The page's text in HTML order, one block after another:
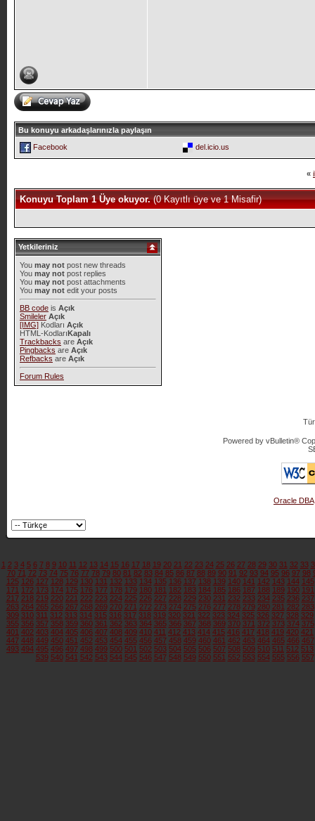
Bu konuyu arkadaşlarınızla paylaşın
Facebook
del.icio.us
«
Konuyu Toplam 1 Üye okuyor.(0 Kayıtlı üye ve 1 Misafir)
Yetkileriniz
You may notpost new threads
You may notpost replies
You may notpost attachments
You may notedit your posts
BB codeis Açık
Smileler Açık
[IMG]Kodları Açık
HTML-KodlarıKapalı
Trackbacks are Açık
Pingbacks are Açık
Refbacks are Açık
Forum Rules
Powered by vBulletin®
Oracle DBA
1 2 3 4 5 6 7 8 9 10 11 12 13 14 15 16 17 18 19 20 21 22 23 24 25 26 27 28 29 30 31 32 33
70 71 72 73 74 75 76 77 78 79 80 81 82 83 84 85 86 87 88 89 90 91 92 93 94 95 96 97 98
125 126 127 128 129 130 131 132 133 134 135 136 137 138 139 140 141 142 143 144 145
171 172 173 174 175 176 177 178 179 180 181 182 183 184 185 186 187 188 189 190 191
217 218 219 220 221 222 223 224 225 226 227 228 229 230 231 232 233 234 235 236 237
263 264 265 266 267 268 269 270 271 272 273 274 275 276 277 278 279 280 281 282 283
309 310 311 312 313 314 315 316 317 318 319 320 321 322 323 324 325 326 327 328 329
355 356 357 358 359 360 361 362 363 364 365 366 367 368 369 370 371 372 373 374 375
401 402 403 404 405 406 407 408 409 410 411 412 413 414 415 416 417 418 419 420 421
447 448 449 450 451 452 453 454 455 456 457 458 459 460 461 462 463 464 465 466 467
493 494 495 496 497 498 499 500 501 502 503 504 505 506 507 508 509 510 511 512 513
539 540 541 542 543 544 545 546 547 548 549 550 551 552 553 554 555 556 557